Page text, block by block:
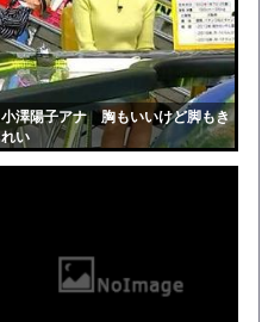
小澤陽子アナ 胸もいいけど脚もき
れい